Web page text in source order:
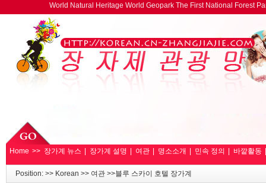
World Natural Heritage World Geopark The First National
Home >> 장가계 뉴스 장가계 설명 여관 명소소개 민속 정의 바깥활동
Position: >> Korean >> 여관 >>블루 스카이 호텔 장가계